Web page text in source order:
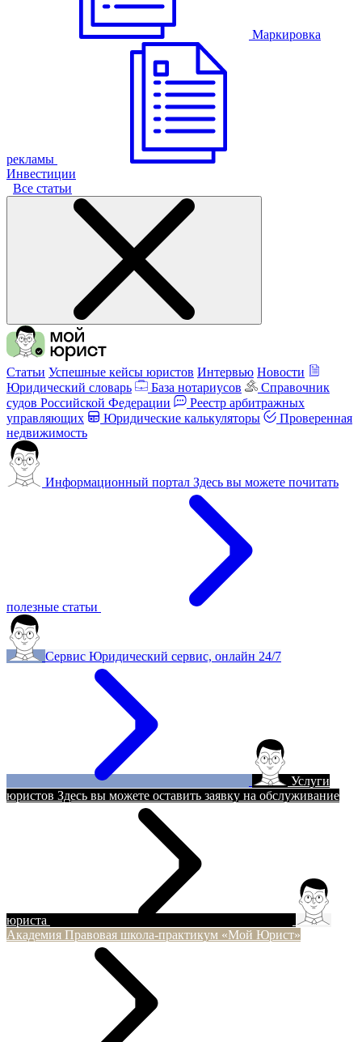
Маркировка
рекламы
Инвестиции
Все статьи
Статьи Успешные кейсы юристов Интервью Новости
Юридический словарь
База нотариусов
Справочник
судов Российской Федерации
Реестр арбитражных
управляющих
Юридические калькуляторы
Проверенная
недвижимость
Информационный портал Здесь вы можете почитать
полезные статьи
Сервис Юридический сервис, онлайн 24/7
Услуги
юристов Здесь вы можете оставить заявку на обслуживание
юриста
Академия Правовая школа-практикум «Мой Юрист»